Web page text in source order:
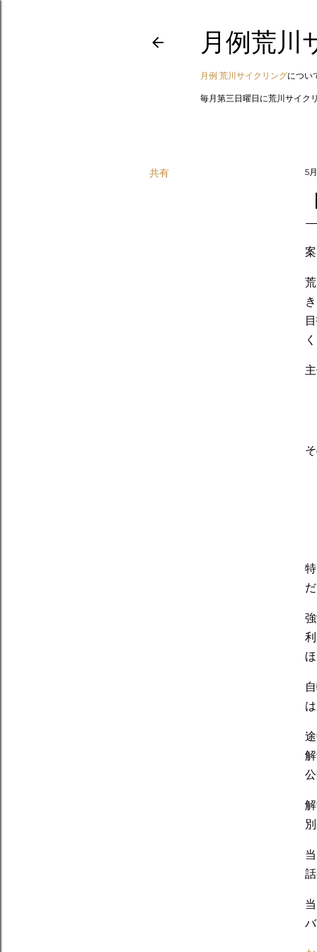
月例荒川
月例 荒川サイクリングについ
毎月第三日曜日に荒川サイク
共有 5